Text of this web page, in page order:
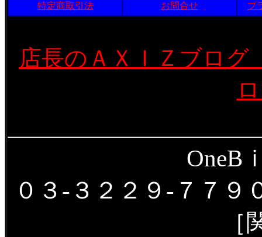
特定商取引法
お問合せ プ
店長のＡＸＩＺブログ
OneB
０３-３２２９-７７